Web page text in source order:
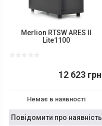
Merlion RTSW ARES II
Lite1100
12 623 грн
Немає в наявності
Повідомити про наявність